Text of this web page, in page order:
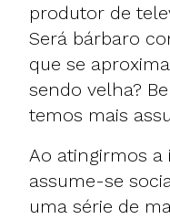
produtor de
Será bárbaro
que se
sendo velha?
temos mais
Ao atingirmos a
assume-se
uma série de